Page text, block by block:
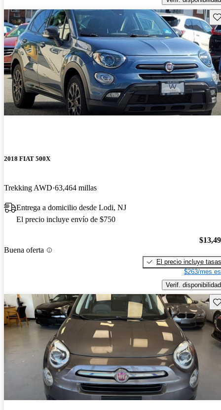
2018 FIAT 500X
Trekking AWD 63,464 millas
Entrega a domicilio desde Lodi, NJ
El precio incluye envío de $750
Buena oferta
El precio incluye tasas
$263/mes
Verif. disponibilidad